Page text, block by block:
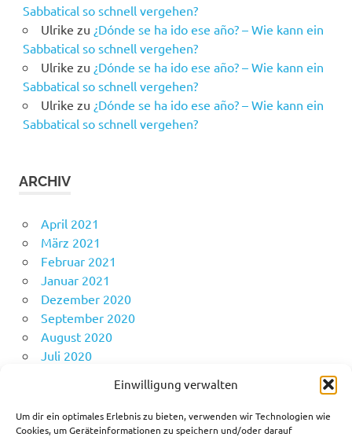
Einwilligung verwalten
Um dir ein optimales Erlebnis zu bieten, verwenden wir Technologien wie
Cookies, um Geräteinformationen zu speichern und/oder darauf
Sabbatical so schnell vergehen?
Ulrike zu ¿Dónde se ha ido ese año? – Wie kann ein
Sabbatical so schnell vergehen?
Ulrike zu ¿Dónde se ha ido ese año? – Wie kann ein
Sabbatical so schnell vergehen?
Ulrike zu ¿Dónde se ha ido ese año? – Wie kann ein
Sabbatical so schnell vergehen?
ARCHIV
April 2021
März 2021
Februar 2021
Januar 2021
Dezember 2020
September 2020
August 2020
Juli 2020
April 2020